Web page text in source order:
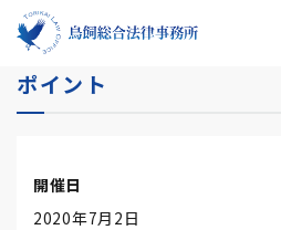
これだけは押さえよう
ポイント
開催日
2020年7月2日